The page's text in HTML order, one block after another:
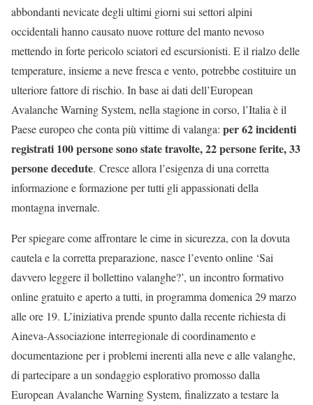
abbondanti nevicate degli ultimi giorni sui settori alpini
occidentali hanno causato nuove rotture del manto nevoso
mettendo in forte pericolo sciatori ed escursionisti. E il rialzo delle
temperature, insieme a neve fresca e vento, potrebbe costituire un
ulteriore fattore di rischio. In base ai dati dell’European
Avalanche Warning System, nella stagione in corso, l’Italia è il
Paese europeo che conta più vittime di valanga: per 62 incidenti
registrati 100 persone sono state travolte, 22 persone ferite, 33
persone decedute. Cresce allora l’esigenza di una corretta
informazione e formazione per tutti gli appassionati della
montagna invernale.
Per spiegare come affrontare le cime in sicurezza, con la dovuta
cautela e la corretta preparazione, nasce l’evento online ‘Sai
davvero leggere il bollettino valanghe?’, un incontro formativo
online gratuito e aperto a tutti, in programma domenica 29 marzo
alle ore 19. L’iniziativa prende spunto dalla recente richiesta di
Aineva-Associazione interregionale di coordinamento e
documentazione per i problemi inerenti alla neve e alle valanghe,
di partecipare a un sondaggio esplorativo promosso dalla
European Avalanche Warning System, finalizzato a testare la